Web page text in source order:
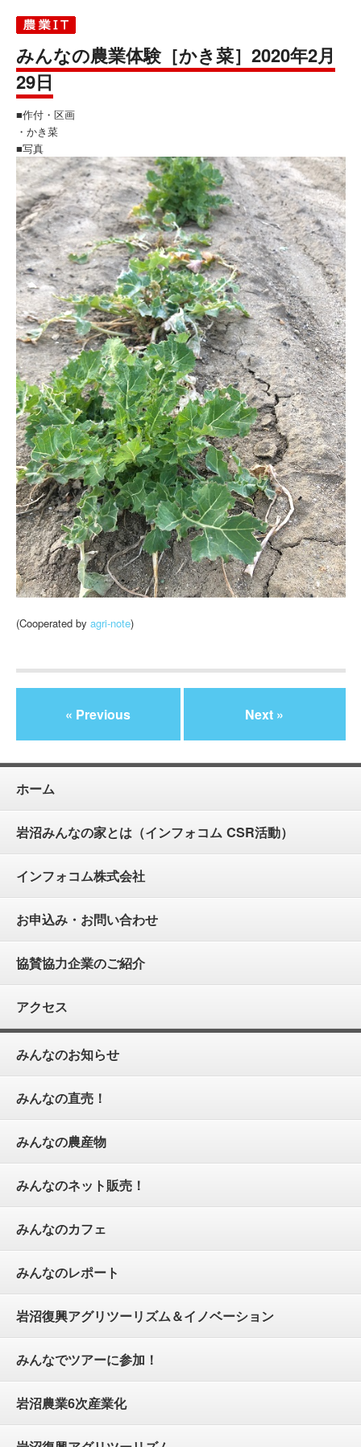
みんなの農業体験［かき菜］2020年2月
29日
■作付・区画
・かき菜
■写真
(Cooperated by agri-note)
« Previous Next »
ホーム
岩沼みんなの家とは（インフォコム CSR活動）
インフォコム株式会社
お申込み・お問い合わせ
協賛協力企業のご紹介
アクセス
みんなのお知らせ
みんなの直売！
みんなの農産物
みんなのネット販売！
みんなのカフェ
みんなのレポート
岩沼復興アグリツーリズム＆イノベーション
みんなでツアーに参加！
岩沼農業6次産業化